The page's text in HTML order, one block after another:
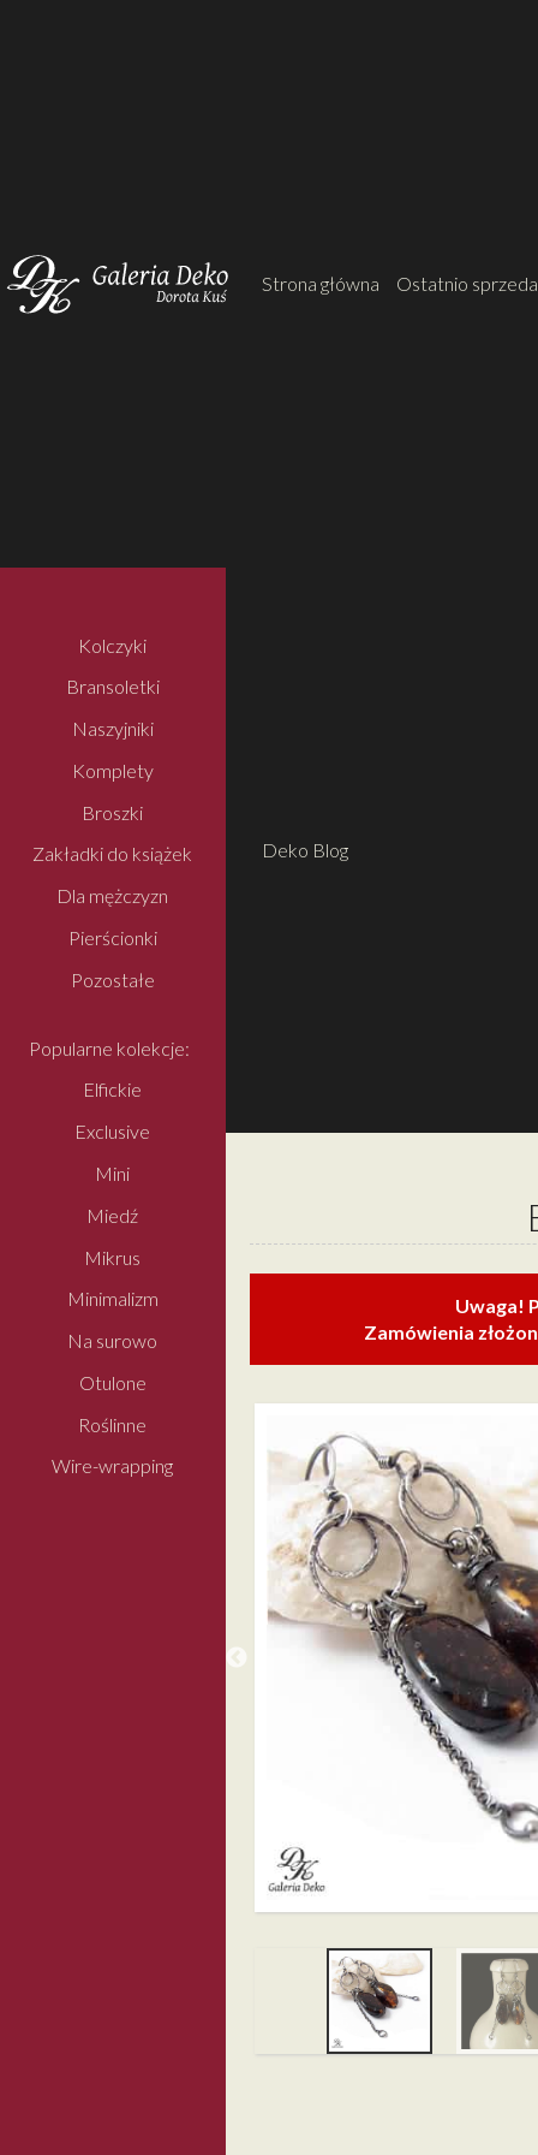
Strona główna Ostatnio
Deko Blog
Kolczyki
Bransoletki
Naszyjniki
Komplety
Broszki
Zakładki do książek
Dla mężczyzn
Pierścionki
Pozostałe
Popularne kolekcje:
Elfickie
Exclusive
Mini
Miedź
Mikrus
Minimalizm
Na surowo
Otulone
Roślinne
Wire-wrapping
Uwaga!
Zamówienia